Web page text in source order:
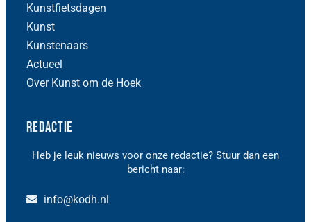
Kunstfietsdagen
Kunst
Kunstenaars
Actueel
Over Kunst om de Hoek
Redactie
Heb je leuk nieuws voor onze redactie? Stuur dan een
bericht naar:
info@kodh.nl